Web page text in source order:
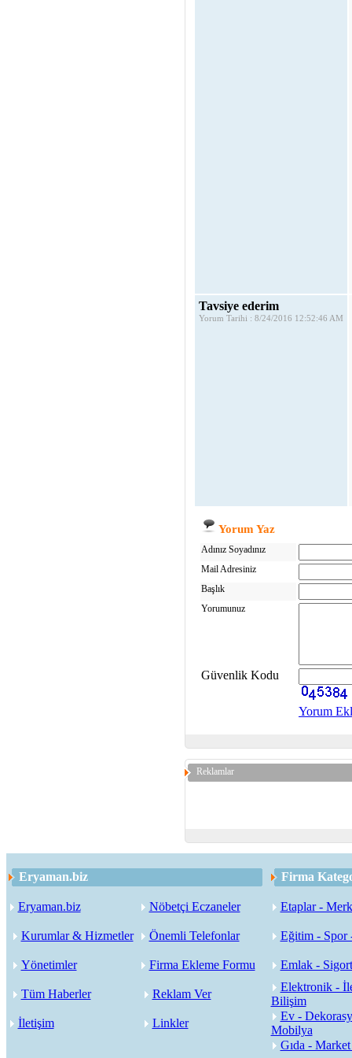
Tavsiye ederim
Yorum Tarihi : 8/24/2016 12:52:46 AM
Yorum Yaz
Adınız Soyadınız
Mail Adresiniz
Başlık
Yorumunuz
Güvenlik Kodu
Yorum
Reklamlar
Eryaman.biz Firma
Eryaman.biz Nöbetçi Eczaneler Etaplar -
Kurumlar & Hizmetler Önemli Telefonlar Eğitim - Spor
Yönetimler Firma Ekleme Formu Emlak -
Tüm Haberler Reklam Ver
Elektronik -
Bilişim
İletişim
Linkler
Ev -
Mobilya
Gıda -